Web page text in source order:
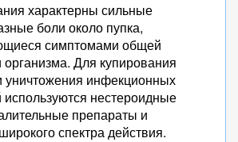
характерны сильные
боли около пупка,
симптомами общей
организма. Для купирования
уничтожения инфекционных
используются нестероидные
препараты и
спектра действия.